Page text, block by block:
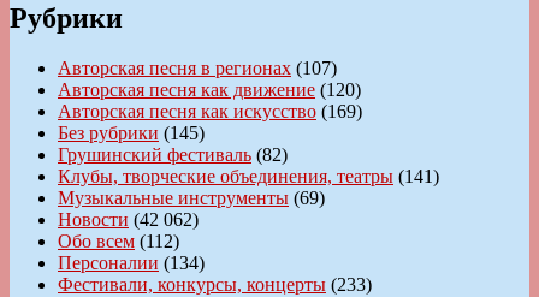
Рубрики
Авторская песня в регионах (107)
Авторская песня как движение (120)
Авторская песня как искусство (169)
Без рубрики (145)
Грушинский фестиваль (82)
Клубы, творческие объединения, театры (141)
Музыкальные инструменты (69)
Новости (42 062)
Обо всем (112)
Персоналии (134)
Фестивали, конкурсы, концерты (233)